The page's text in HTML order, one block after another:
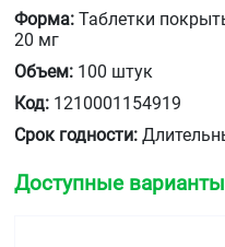
Форма: Таблетки
20 мг
Объем: 100 штук
Код: 1210001154919
Срок годности:
Доступные варианты